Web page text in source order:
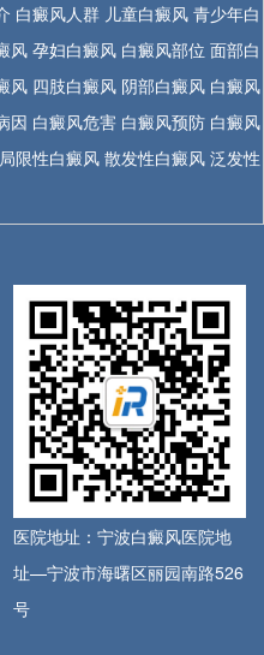
白癜风人群 儿童白癜风 青少年白
风 孕妇白癜风 白癜风部位 面部白
风 四肢白癜风 阴部白癜风 白癜风
因 白癜风危害 白癜风预防 白癜风
局限性白癜风 散发性白癜风 泛发性
医院地址：宁波白癜风医院地
址—宁波市海曙区丽园南路526
号